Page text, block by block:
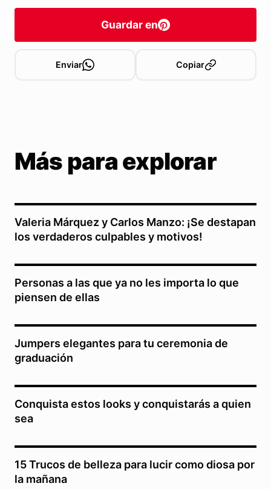
Guardar en
Enviar Copiar
Más para explorar
Valeria Márquez y Carlos Manzo: ¡Se destapan
los verdaderos culpables y motivos!
Personas a las que ya no les importa lo que
piensen de ellas
Jumpers elegantes para tu ceremonia de
graduación
Conquista estos looks y conquistarás a quien
sea
15 Trucos de belleza para lucir como diosa por
la mañana